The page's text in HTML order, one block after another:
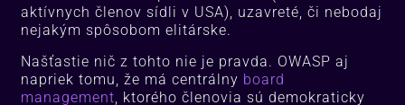
aktívnych členov sídli v USA), uzavreté, či nebodaj
nejakým spôsobom elitárske.
Našťastie nič z tohto nie je pravda. OWASP aj
napriek tomu, že má centrálny board
management , ktorého členovia sú demokraticky